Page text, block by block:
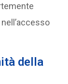
della